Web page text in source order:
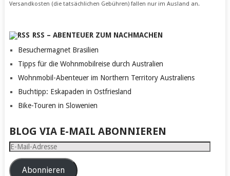
Versandkosten (die tatsächlichen Gebühren) fallen nur im Ausland an.
RSS – ABENTEUER ZUM NACHMACHEN
Besuchermagnet Brasilien
Tipps für die Wohnmobilreise durch Australien
Wohnmobil-Abenteuer im Northern Territory Australiens
Buchtipp: Eskapaden in Ostfriesland
Bike-Touren in Slowenien
BLOG VIA E-MAIL ABONNIEREN
E-
Mail-
AdresseAbonnieren